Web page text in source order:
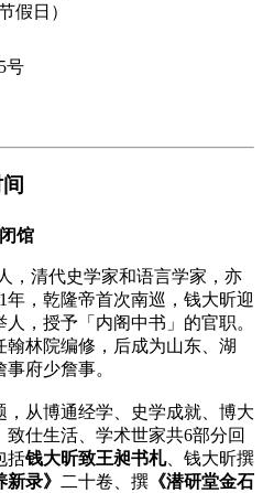
假日）
号
馆
，清代史学家和语言学家，亦
年，乾隆帝首次南巡，钱大昕迎
，授予「内阁中书」的官职。
翰林院编修，后成为山东、湖
府少詹事。
，从博通经学、史学成就、博大
仕生活、学术世家共6部分回
括钱大昕致王昶书札、钱大昕撰
新录》 二十卷、撰 《潜研堂金石